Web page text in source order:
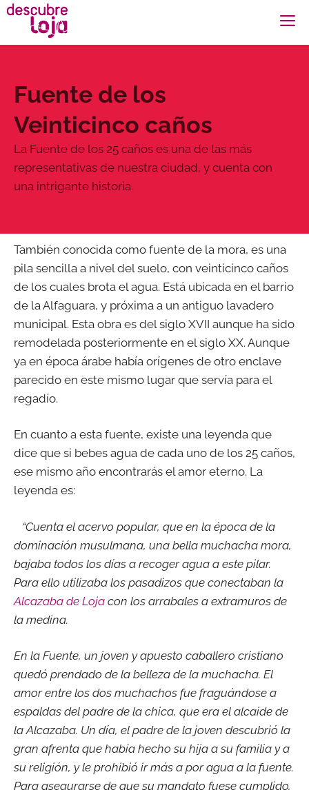
Saltar
contenido
Fuente de los
Veinticinco caños
La Fuente de los 25 caños es una de las más
representativas de nuestra ciudad, y cuenta con
una intrigante historia.
También conocida como fuente de la mora, es una
pila sencilla a nivel del suelo, con veinticinco caños
de los cuales brota el agua. Está ubicada en el barrio
de la Alfaguara, y próxima a un antiguo lavadero
municipal. Esta obra es del siglo XVII aunque ha sido
remodelada posteriormente en el siglo XX. Aunque
ya en época árabe había orígenes de otro enclave
parecido en este mismo lugar que servía para el
regadío.
En cuanto a esta fuente, existe una leyenda que
dice que si bebes agua de cada uno de los 25 caños,
ese mismo año encontrarás el amor eterno. La
leyenda es:
“Cuenta el acervo popular, que en la época de la
dominación musulmana, una bella muchacha mora,
bajaba todos los días a recoger agua a este pilar.
Para ello utilizaba los pasadizos que conectaban la
Alcazaba de Loja con los arrabales a extramuros de
la medina.
En la Fuente, un joven y apuesto caballero cristiano
quedó prendado de la belleza de la muchacha. El
amor entre los dos muchachos fue fraguándose a
espaldas del padre de la chica, que era el alcaide de
la Alcazaba. Un día, el padre de la joven descubrió la
gran afrenta que había hecho su hija a su familia y a
su religión, y le prohibió ir más a por agua a la fuente.
Para asegurarse de que su mandato fuese cumplido,